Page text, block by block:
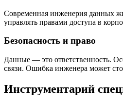
Современная инженерия данных
управлять правами доступа в
Безопасность и право
Данные — это ответственность.
связи. Ошибка инженера может
Инструментарий